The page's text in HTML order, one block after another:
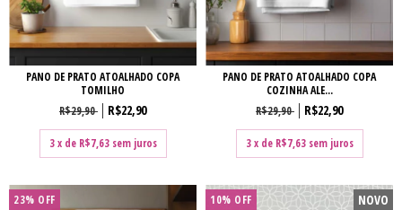
PANO DE PRATO ATOALHADO COPA
TOMILHO
R$29,90
R$22,90
3 x de R$7,63 sem juros
PANO DE PRATO ATOALHADO COPA
COZINHA ALE...
R$29,90
R$22,90
3 x de R$7,63 sem juros
23% OFF 10% OFF NOVO